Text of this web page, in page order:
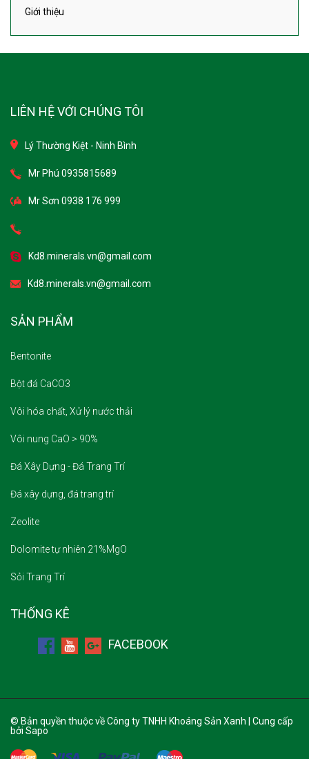
Mr Phú 0935815689
Mr Sơn 0938 176 999
Kd8.minerals.vn@gmail.com
Bột đá CaCO3
Vôi hóa chất, Xử lý nước thải
Vôi nung CaO > 90%
Đá Xây Dựng - Đá Trang Trí
Đá xây dựng, đá trang trí
Zeolite
Dolomite tự nhiên 21%MgO
Sỏi Trang Trí
© Bản quyền thuộc về Công ty TNHH Khoáng Sản Xanh | Cung cấp